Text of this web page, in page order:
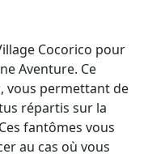
Cocorico pour
Aventure. Ce
vous permettant de
répartis sur la
fantômes vous
au cas où vous